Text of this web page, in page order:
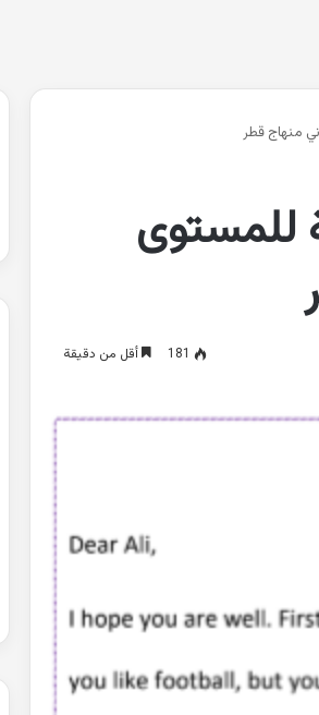
منهاج قطر
للمستوى
181 أقل من دقيقة